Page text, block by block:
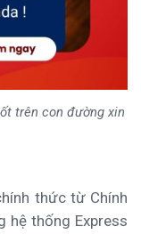
trên con đường xin
thức từ Chính
hệ thống Express